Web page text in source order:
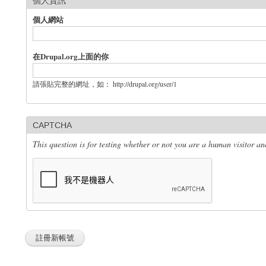
個人網站
在Drupal.org上面的你
請張貼完整的網址，如： http://drupal.org/user/1
CAPTCHA
This question is for testing whether or not you are a human visitor